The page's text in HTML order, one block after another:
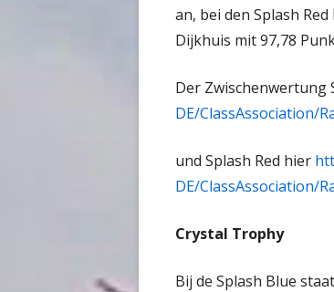
an, bei den Splash
Dijkhuis mit 97,78
Der Zwischenwertung
DE/ClassAssociation/
und Splash Red hier
DE/ClassAssociation/
Crystal Trophy
Bij de Splash Blue